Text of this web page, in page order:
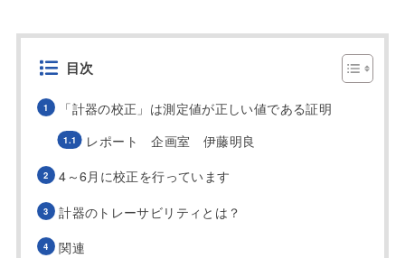
目次
「計器の校正」は測定値が正しい値である証明
レポート 企画室 伊藤明良
4～6月に校正を行っています
計器のトレーサビリティとは？
関連